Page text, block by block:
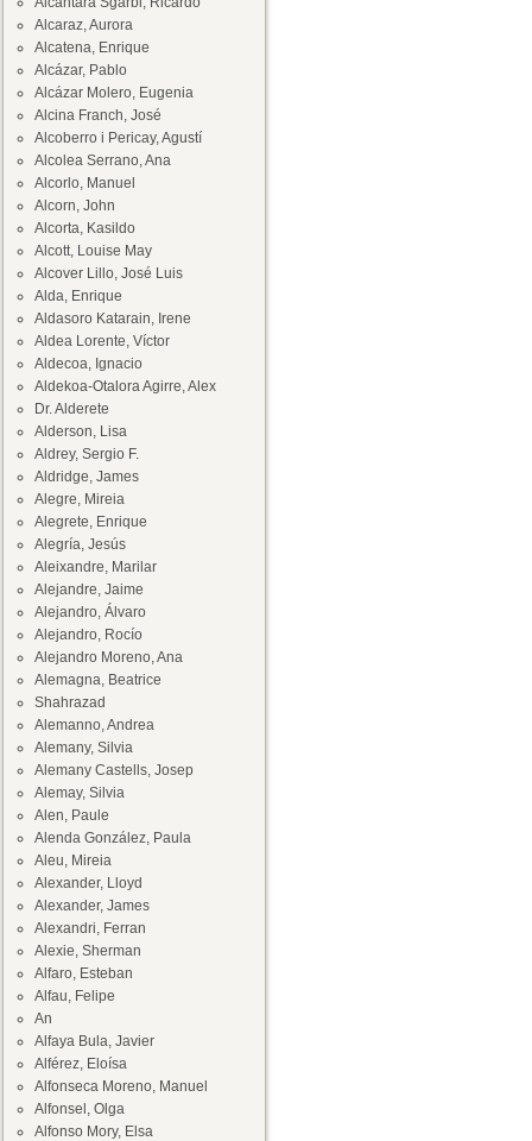
Alcaraz, Aurora
Alcatena, Enrique
Alcázar, Pablo
Alcázar Molero, Eugenia
Alcina Franch, José
Alcoberro i Pericay, Agustí
Alcolea Serrano, Ana
Alcorlo, Manuel
Alcorn, John
Alcorta, Kasildo
Alcott, Louise May
Alcover Lillo, José Luis
Alda, Enrique
Aldasoro Katarain, Irene
Aldea Lorente, Víctor
Aldecoa, Ignacio
Aldekoa-Otalora Agirre, Alex
Dr. Alderete
Alderson, Lisa
Aldrey, Sergio F.
Aldridge, James
Alegre, Mireia
Alegrete, Enrique
Alegría, Jesús
Aleixandre, Marilar
Alejandre, Jaime
Alejandro, Álvaro
Alejandro, Rocío
Alejandro Moreno, Ana
Alemagna, Beatrice
Shahrazad
Alemanno, Andrea
Alemany, Silvia
Alemany Castells, Josep
Alemay, Silvia
Alen, Paule
Alenda González, Paula
Aleu, Mireia
Alexander, Lloyd
Alexander, James
Alexandri, Ferran
Alexie, Sherman
Alfaro, Esteban
Alfau, Felipe
An
Alfaya Bula, Javier
Alférez, Eloísa
Alfonseca Moreno, Manuel
Alfonsel, Olga
Alfonso Mory, Elsa